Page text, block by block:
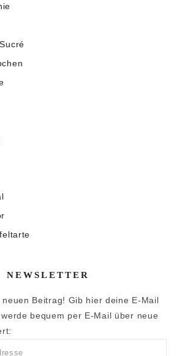
NEWSLETTER
neuen Beitrag! Gib hier deine E-Mail
bequem per E-Mail über neue